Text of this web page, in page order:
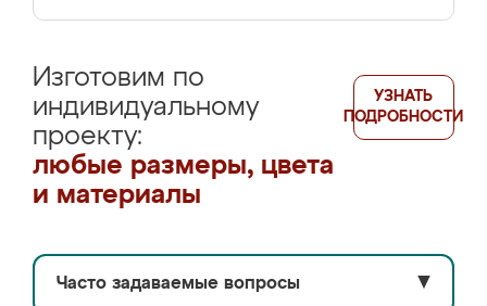
Изготовим по
индивидуальному
проекту:
любые размеры, цвета
и материалы
УЗНАТЬ
ПОДРОБНОСТИ
Часто задаваемые вопросы ▼